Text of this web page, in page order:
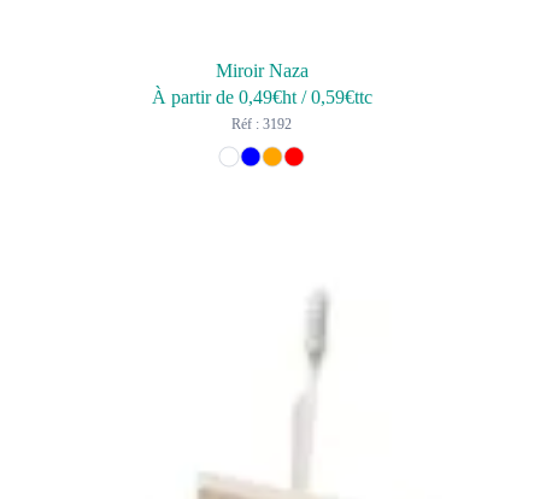
Miroir Naza
À partir de 0,49€ht/0,59€ttc
Réf : 3192